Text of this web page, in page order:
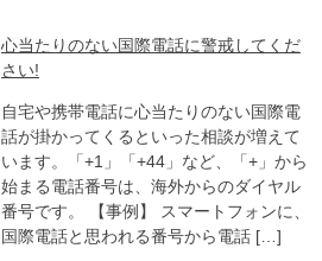
心当たりのない国際電話に警戒してくだ
さい!
自宅や携帯電話に心当たりのない国際電
話が掛かってくるといった相談が増えて
います。「+1」「+44」など、「+」から
始まる電話番号は、海外からのダイヤル
番号です。 【事例】 スマートフォンに、
国際電話と思われる番号から電話 […]